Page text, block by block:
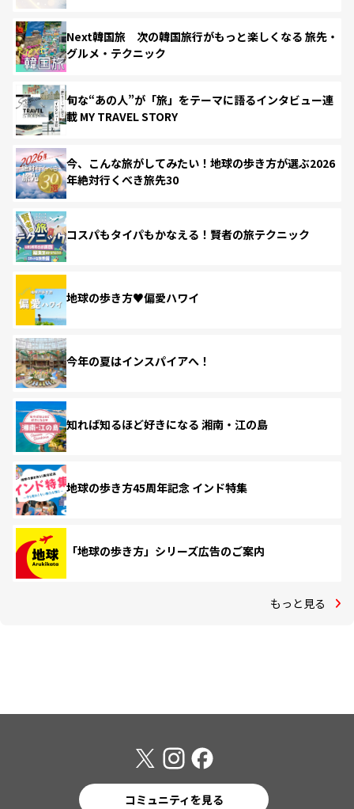
Next韓国旅 次の韓国旅行がもっと楽しくなる 旅先・
グルメ・テクニック
旬な“あの人”が「旅」をテーマに語るインタビュー連
載 MY TRAVEL STORY
今、こんな旅がしてみたい！地球の歩き方が選ぶ2026
年絶対行くべき旅先30
コスパもタイパもかなえる！賢者の旅テクニック
地球の歩き方♥偏愛ハワイ
今年の夏はインスパイアへ！
知れば知るほど好きになる 湘南・江の島
地球の歩き方45周年記念 インド特集
「地球の歩き方」シリーズ広告のご案内
もっと見る
コミュニティを見る